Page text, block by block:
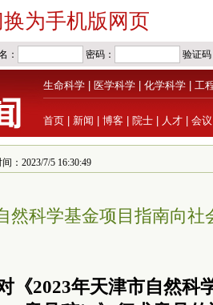
为手机版网页
生命科学 医学科学 化学科学 工
首页 新闻 博客 院士 人才 会议
：2023/7/5 16:30:49
然科学基金项目指南向社
《2023年天津市自然科